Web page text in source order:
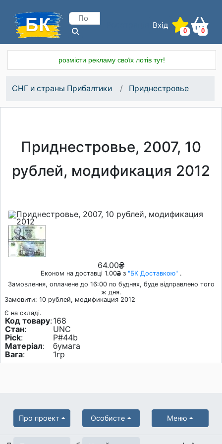
Вхід
0 0
розмісти рекламу своїх лотів тут!
СНГ и страны Прибалтики Приднестровье
Приднестровье, 2007, 10
рублей, модификация 2012
64.00
Економ на доставці 1.00 з "БК Доставкою" .
Замовлення, оплачене до 16:00 по буднях, буде відправлено того
ж дня.
Замовити: 10 рублей, модификация 2012
Є на складі.
Код товару:168
Стан:
UNC
Pick:
P#44b
Матеріал:
бумага
Вага: 1гр
Про проект Особисте Меню